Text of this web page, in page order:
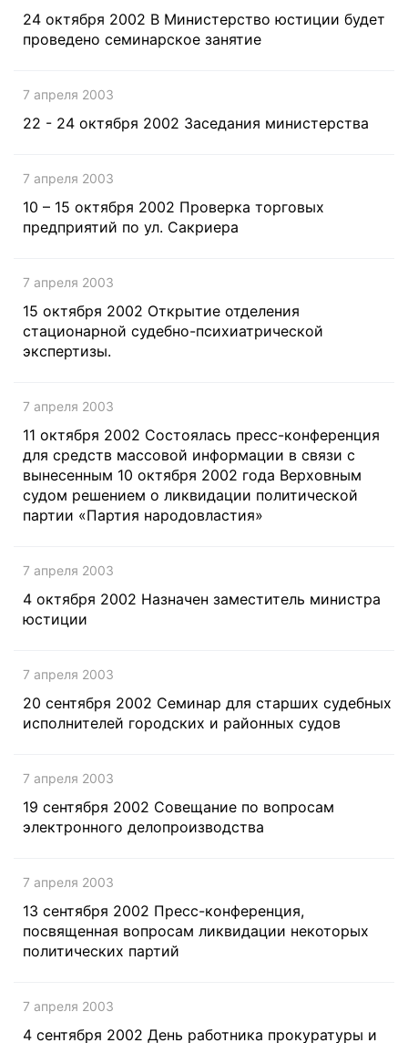
24 октября 2002 В Министерство юстиции будет
проведено семинарское занятие
7 апреля 2003
22 - 24 октября 2002 Заседания министерства
7 апреля 2003
10 – 15 октября 2002 Проверка торговых
предприятий по ул. Сакриера
7 апреля 2003
15 октября 2002 Открытие отделения
стационарной судебно-психиатрической
экспертизы.
7 апреля 2003
11 октября 2002 Состоялась пресс-конференция
для средств массовой информации в связи с
вынесенным 10 октября 2002 года Верховным
судом решением о ликвидации политической
партии «Партия народовластия»
7 апреля 2003
4 октября 2002 Назначен заместитель министра
юстиции
7 апреля 2003
20 сентября 2002 Cеминар для старших судебных
исполнителей городских и районных судов
7 апреля 2003
19 сентября 2002 Cовещание по вопросам
электронного делопроизводства
7 апреля 2003
13 сентября 2002 Пресс-конференция,
посвященная вопросам ликвидации некоторых
политических партий
7 апреля 2003
4 сентября 2002 День работника прокуратуры и